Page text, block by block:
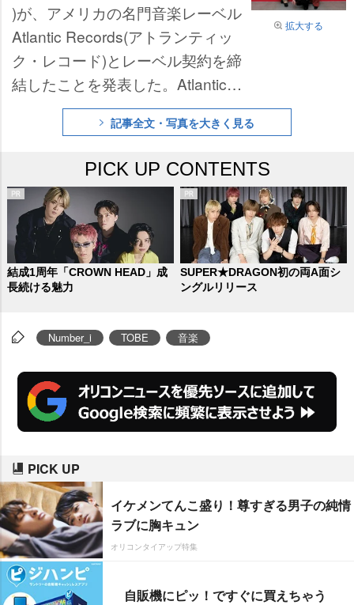
拡大する
)が、アメリカの名門音楽レーベル
Atlantic Records(アトランティッ
ク・レコード)とレーベル契約を締
結したことを発表した。Atlantic R
ecordsとのメジャーレーベル契約
を果たしたことで、グローバルリ
開に向けた体制が整った。
記事全文・写真を大きく見る
PICK UP CONTENTS
結成1周年「CROWN HEAD」成
長続ける魅力
SUPER★DRAGON初の両A面シ
ングルリリース
Number_i TOBE 音楽
PICK UP
イケメンてんこ盛り！尊すぎる男子の純情
ラブに胸キュン
オリコンタイアップ特集
自販機にピッ！ですぐに買えちゃう